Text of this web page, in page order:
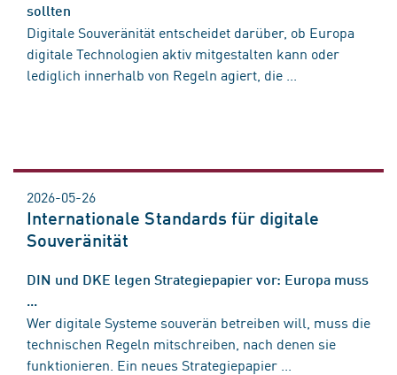
sollten
Digitale Souveränität entscheidet darüber, ob Europa
digitale Technologien aktiv mitgestalten kann oder
lediglich innerhalb von Regeln agiert, die ...
2026-05-26
Internationale Standards für digitale
Souveränität
DIN und DKE legen Strategiepapier vor: Europa muss
...
Wer digitale Systeme souverän betreiben will, muss die
technischen Regeln mitschreiben, nach denen sie
funktionieren. Ein neues Strategiepapier ...